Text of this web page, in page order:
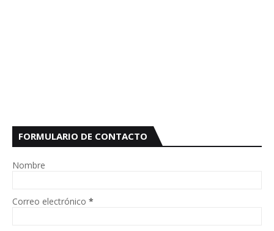
FORMULARIO DE CONTACTO
Nombre
Correo electrónico *